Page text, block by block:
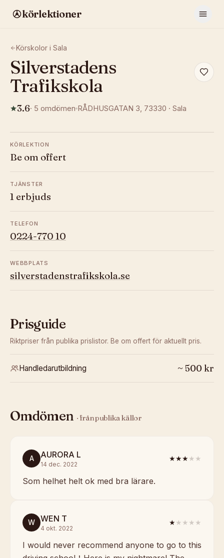
körlektioner
Körskolor i Sala
Silverstadens
Trafikskola
3.6· 5 omdömen RÅDHUSGATAN 3, 73330 · Sala
KÖRLEKTION
Be om offert
TJÄNSTER
1 erbjuds
TELEFON
0224-770 10
WEBBPLATS
silverstadenstrafikskola.se
Prisguide
Riktpriser från publika prislistor. Be om offert för aktuellt pris.
Handledarutbildning ~ 500 kr
Omdömen · från publika källor
A AURORA L
14 dec. 2022
★★★★★
Som helhet helt ok med bra lärare.
W WEN T
4 okt. 2022
★★★★★
I would never recommend anyone to go to this